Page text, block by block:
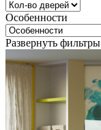
Особенности
Развернуть фильтры